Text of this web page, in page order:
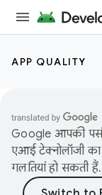
APP QUALITY
Google आपकी
एआई टेक्नोलॉजी
गलतियां हो सकती हैं.